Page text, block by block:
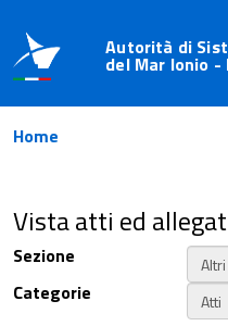
Autorità di
del Mar Ionio
Home
Vista atti ed
Sezione
Categorie